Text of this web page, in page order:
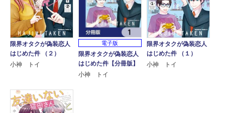
限界オタクが偽装恋人
はじめた件 （２）
小神 トイ
電子版
限界オタクが偽装恋人
はじめた件【分冊版】
小神 トイ
限界オタクが偽装恋人
はじめた件 （１）
小神 トイ